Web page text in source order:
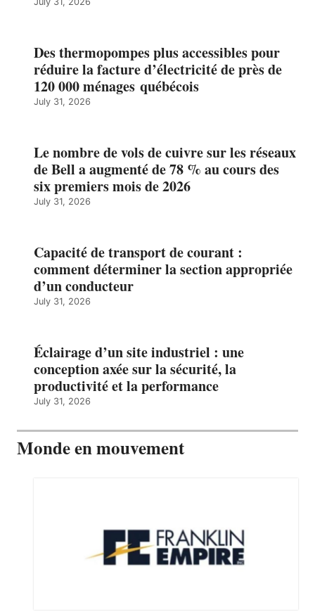
Des thermopompes plus accessibles pour
réduire la facture d’électricité de près de
120 000 ménages québécois
July 31, 2026
Le nombre de vols de cuivre sur les réseaux
de Bell a augmenté de 78 % au cours des
six premiers mois de 2026
July 31, 2026
Capacité de transport de courant :
comment déterminer la section appropriée
d’un conducteur
July 31, 2026
Éclairage d’un site industriel : une
conception axée sur la sécurité, la
productivité et la performance
July 31, 2026
Monde en mouvement